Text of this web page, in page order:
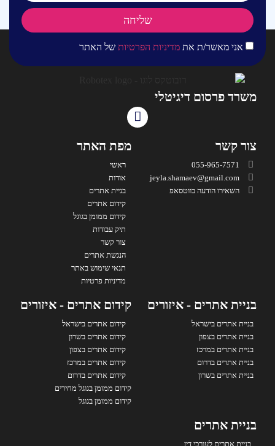
אני מאשר/ת את מדיניות הפרטיות של האתר
שליחה
משרד פרסום דיגיטלי
צור קשר
055-965-7571
jeyla.shamaev@gmail.com
השאירו הודעה בווטסאפ
מפת האתר
ראשי
אודות
בניית אתרים
קידום אתרים
קידום ממומן בגוגל
תיק עבודות
צור קשר
הנגשת אתרים
תנאי שימוש באתר
מדיניות פרטיות
בניית אתרים - איזורים
בניית אתרים בישראל
בניית אתרים בצפון
בניית אתרים במרכז
בניית אתרים בדרום
בניית אתרים בשרון
קידום אתרים - איזורים
קידום אתרים בישראל
קידום אתרים בשרון
קידום אתרים בצפון
קידום אתרים במרכז
קידום אתרים בדרום
קידום ממומן בגוגל מחירים
קידום ממומן בגוגל
בניית אתרים
בניית אתרים לעורכי דין